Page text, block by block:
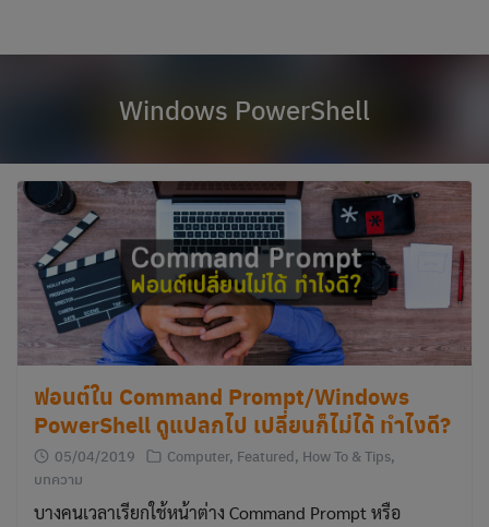
Windows PowerShell
ฟอนต์ใน Command Prompt/Windows
PowerShell ดูแปลกไป เปลี่ยนก็ไม่ได้ ทำไงดี?
05/04/2019 Computer, Featured, How To & Tips,
บทความ
บางคนเวลาเรียกใช้หน้าต่าง Command Prompt หรือ